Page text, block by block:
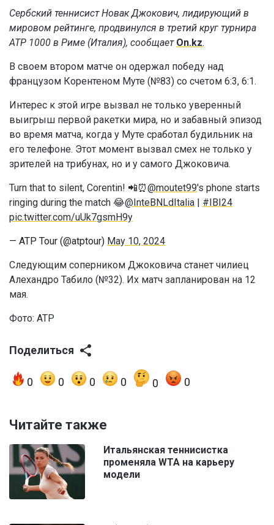
Сербский теннисист Новак Джокович, лидирующий в
мировом рейтинге, продвинулся в третий круг турнира
ATP 1000 в Риме (Италия), сообщает On.kz.
В своем втором матче он одержал победу над
французом Корентеном Муте (№83) со счетом 6:3, 6:1.
Интерес к этой игре вызвал не только уверенный
выигрыш первой ракетки мира, но и забавный эпизод
во время матча, когда у Муте сработал будильник на
его телефоне. Этот момент вызвал смех не только у
зрителей на трибунах, но и у самого Джоковича.
Turn that to silent, Corentin! 📲⏰@moutet99's phone starts
ringing during the match 😂@InteBNLdItalia
#IBI24
pic.twitter.com/uUk7gsmH9y
— ATP Tour (@atptour) May 10, 2024
Следующим соперником Джоковича станет чилиец
Алехандро Табило (№32). Их матч запланирован на 12
мая.
Фото: ATP
Поделиться
0 0 0 0 0 0
Читайте также
Итальянская теннисистка
променяла WTA на карьеру
модели